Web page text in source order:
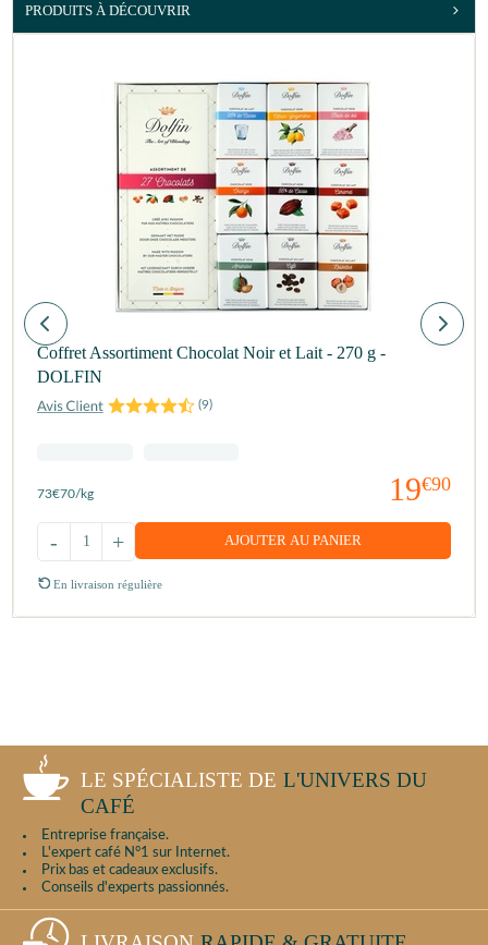
PRODUITS À DÉCOUVRIR
Coffret Assortiment Chocolat Noir et Lait - 270 g -
DOLFIN
(9)
19€90
73€70/kg
+
- AJOUTER AU PANIER
En livraison régulière
LE SPÉCIALISTE DE L'UNIVERS DU
CAFÉ
Entreprise française.
L'expert café N°1 sur Internet.
Prix bas et cadeaux exclusifs.
Conseils d'experts passionnés.